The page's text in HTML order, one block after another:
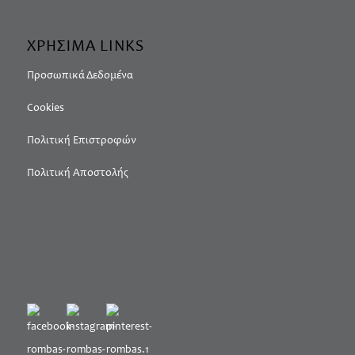
ΧΡΗΣΙΜΑ LINKS
Προσωπικά Δεδομένα
Cookies
Πολιτική Επιστροφών
Πολιτική Αποστολής